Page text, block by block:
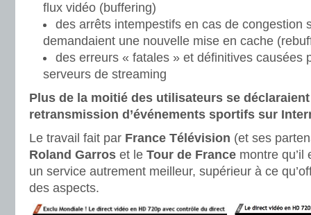
flux vidéo (buffering)
des arrêts intempestifs en cas de congestion
demandaient une nouvelle mise en cache
des erreurs « fatales » et définitives causées
serveurs de streaming
Plus de la moitié des utilisateurs se
retransmission d’événements sportifs sur
Le travail fait par France Télévision (et ses
Roland Garros et le Tour de France montre
un service autrement meilleur, supérieur à ce
des aspects.